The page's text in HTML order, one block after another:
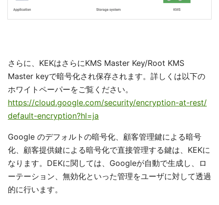
さらに、KEKはさらにKMS Master Key/Root KMS
Master keyで暗号化され保存されます。詳しくは以下の
ホワイトペーパーをご覧ください。
https://cloud.google.com/security/encryption-at-rest/
default-encryption?hl=ja
Google のデフォルトの暗号化、顧客管理鍵による暗号
化、顧客提供鍵による暗号化で直接管理する鍵は、KEKに
なります。DEKに関しては、Googleが自動で生成し、ロ
ーテーション、無効化といった管理をユーザに対して透過
的に行います。